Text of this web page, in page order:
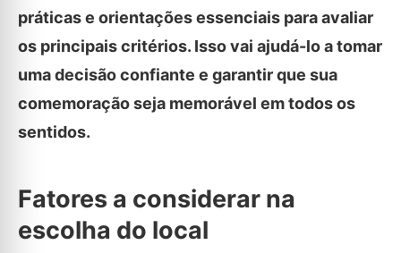
práticas e orientações essenciais para avaliar
os principais critérios. Isso vai ajudá-lo a tomar
uma decisão confiante e garantir que sua
comemoração seja memorável em todos os
sentidos.
Fatores a considerar na
escolha do local